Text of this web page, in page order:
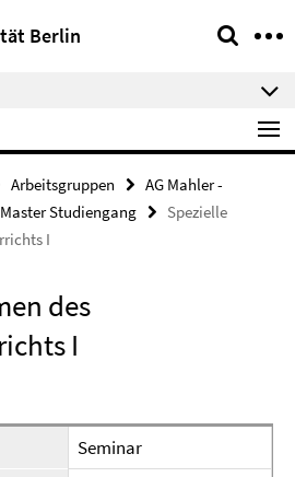
Berlin
Arbeitsgruppen
AG Mahler -
Master Studiengang
Spezielle
I
des
I
Seminar